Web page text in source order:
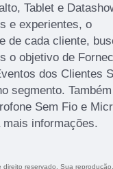
Tablet e
e experientes, o
de cada cliente,
o objetivo de
dos Clientes
segmento. Também
Sem Fio e
informações.
direito reservado. Sua